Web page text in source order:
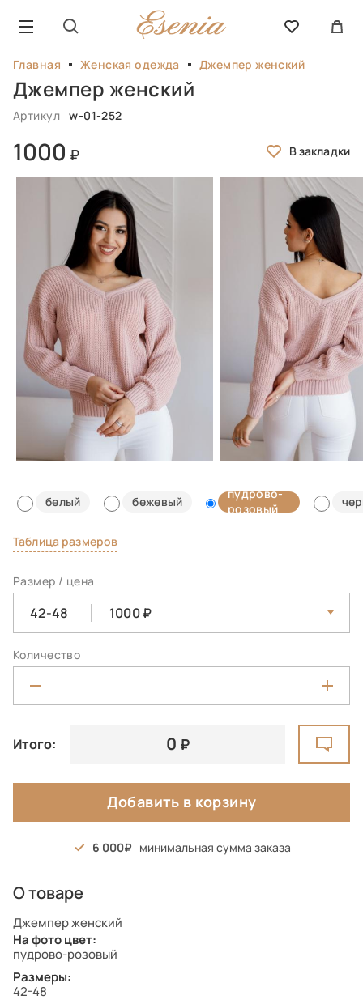
Главная Женская одежда Джемпер женский
Джемпер женский
Артикул w-01-252
1000
белый бежевый
пудрово-
розовый
Таблица размеров
Размер / цена
42-48 1000
Количество
Итого: 0
Добавить в корзину
6 000 минимальная сумма заказа
О товаре
Джемпер женский
На фото цвет:
пудрово-розовый
Размеры:
42-48